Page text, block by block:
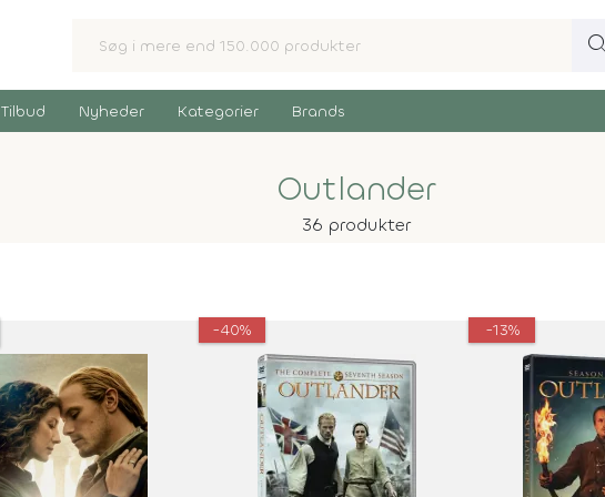
Tilbud Nyheder Kategorier Brands
Outlander
36 produkter
-40% -13%